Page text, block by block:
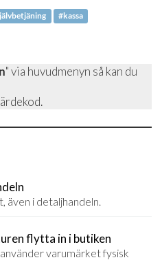
#kassa
" via huvudmenyn så kan du
även i detaljhandeln.
flytta in i butiken
varumärket fysisk